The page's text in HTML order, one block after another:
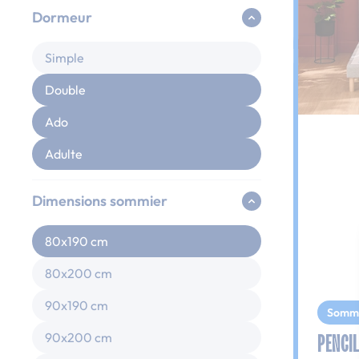
Dormeur
Simple
Double
Ado
Adulte
Dimensions sommier
80x190 cm
80x200 cm
90x190 cm
90x200 cm
PENCIL